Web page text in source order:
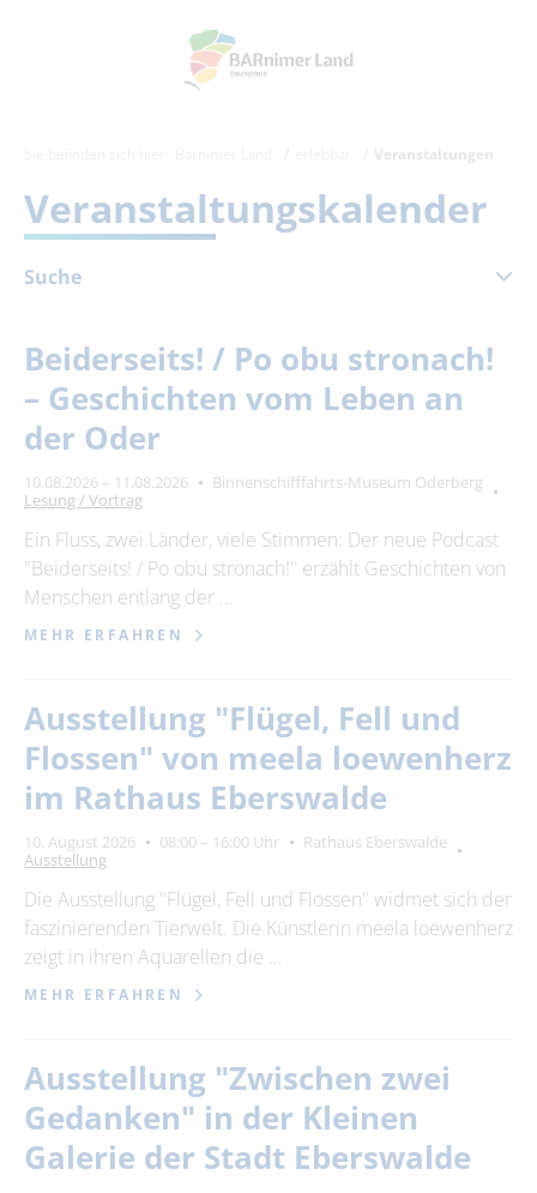
Veranstaltungen
Veranstaltungskalender
Suche
August 2026
Mo Di Mi Do Fr Sa So
1
3
4
10
11 12 13 14 15
16
17
18 19 20 21 22
23
24
25 26 27 28 29
30
Zeitraum
von
Kategorie
Suchbegriff
bitte wählen
Ort
Beiderseits! / Po obu stronach!
– Geschichten vom Leben an
der Oder
10.08.2026 – 11.08.2026
Binnenschifffahrts-Museum Oderberg
Lesung / Vortrag
Ein Fluss, zwei Länder, viele Stimmen: Der neue Podcast
"Beiderseits! / Po obu stronach!" erzählt Geschichten von
Menschen entlang der …
MEHR ERFAHREN
Ausstellung "Flügel, Fell und
Flossen" von meela loewenherz
im Rathaus Eberswalde
10. August 2026 08:00 – 16:00 Uhr
Rathaus Eberswalde
Ausstellung
Die Ausstellung "Flügel, Fell und Flossen" widmet sich der
faszinierenden Tierwelt. Die Künstlerin meela loewenherz
zeigt in ihren Aquarellen die …
MEHR ERFAHREN
Ausstellung "Zwischen zwei
Gedanken" in der Kleinen
Galerie der Stadt Eberswalde